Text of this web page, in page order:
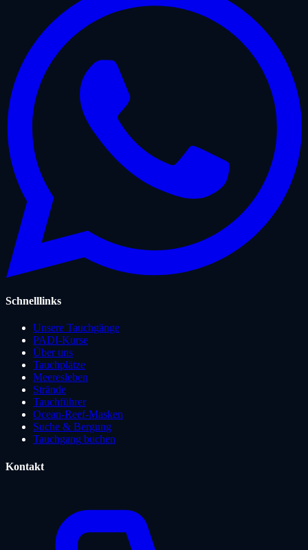
Schnelllinks
Unsere Tauchgänge
PADI-Kurse
Über uns
Tauchplätze
Meeresleben
Strände
Tauchführer
Ocean-Reef-Masken
Suche & Bergung
Tauchgang buchen
Kontakt